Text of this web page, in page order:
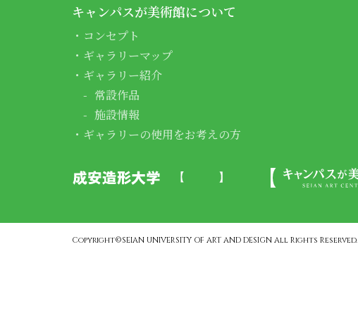
キャンパスが美術館について
コンセプト
ギャラリーマップ
ギャラリー紹介
常設作品
施設情報
ギャラリーの使用をお考えの方
Copyright©SEIAN UNIVERSITY OF ART AND DESIGN All Rights Reserved.